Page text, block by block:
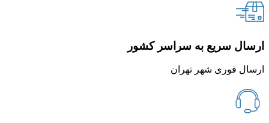
ارسال سریع به سراسر کشور
ارسال فوری شهر تهران